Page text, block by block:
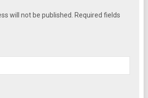
will not be published. Required fields